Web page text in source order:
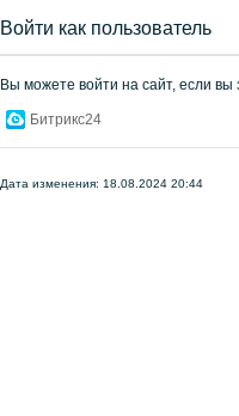
Войти как пользователь
Вы можете войти на сайт, если вы
Битрикс24
Дата изменения: 18.08.2024 20:44